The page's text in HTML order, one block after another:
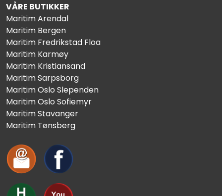
VÅRE BUTIKKER
Maritim Arendal
Maritim Bergen
Maritim Fredrikstad Floa
Maritim Karmøy
Maritim Kristiansand
Maritim Sarpsborg
Maritim Oslo Slependen
Maritim Oslo Sofiemyr
Maritim Stavanger
Maritim Tønsberg